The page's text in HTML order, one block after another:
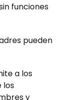
funciones
pueden
a los
los
y